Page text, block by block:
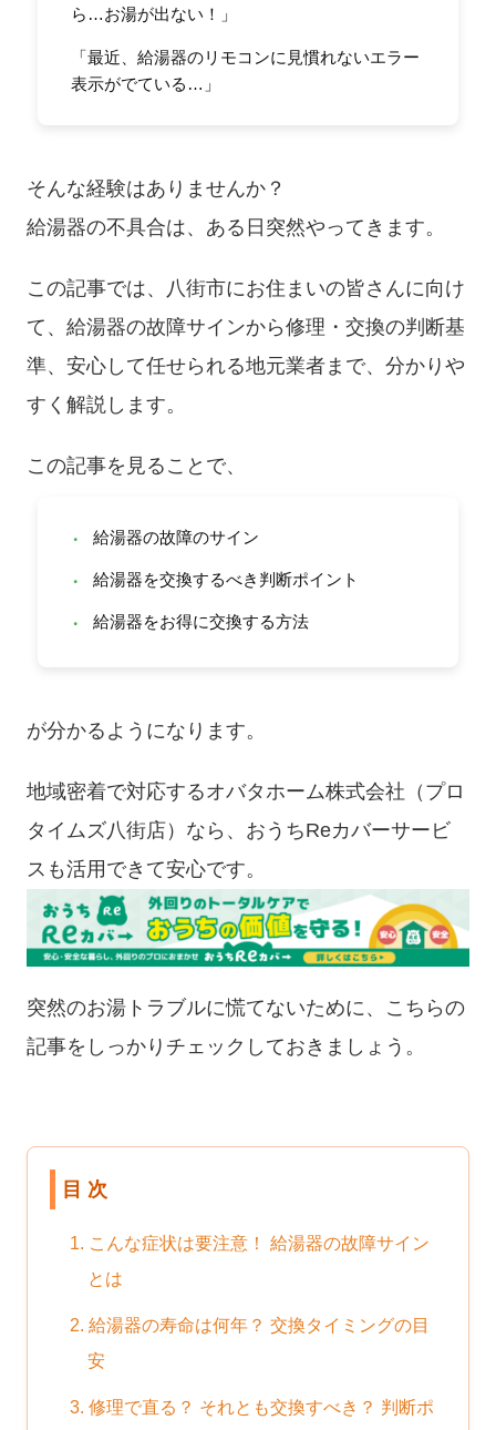
ら…お湯が出ない！」
「最近、給湯器のリモコンに見慣れないエラー
表示がでている…」
そんな経験はありませんか？
給湯器の不具合は、ある日突然やってきます。
この記事では、八街市にお住まいの皆さんに向け
て、給湯器の故障サインから修理・交換の判断基
準、安心して任せられる地元業者まで、分かりや
すく解説します。
この記事を見ることで、
・ 給湯器の故障のサイン
・ 給湯器を交換するべき判断ポイント
・ 給湯器をお得に交換する方法
が分かるようになります。
地域密着で対応するオバタホーム株式会社（プロ
タイムズ八街店）なら、おうちReカバーサービ
スも活用できて安心です。
突然のお湯トラブルに慌てないために、こちらの
記事をしっかりチェックしておきましょう。
目 次
1. こんな症状は要注意！ 給湯器の故障サイン
とは
2. 給湯器の寿命は何年？ 交換タイミングの目
安
3. 修理で直る？ それとも交換すべき？ 判断ポ